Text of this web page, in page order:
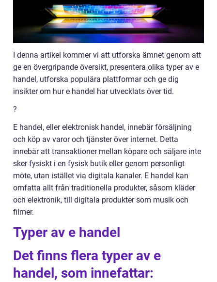
I denna artikel kommer vi att utforska ämnet genom att
ge en övergripande översikt, presentera olika typer av e
handel, utforska populära plattformar och ge dig
insikter om hur e handel har utvecklats över tid.
?
E handel, eller elektronisk handel, innebär försäljning
och köp av varor och tjänster över internet. Detta
innebär att transaktioner mellan köpare och säljare inte
sker fysiskt i en fysisk butik eller genom personligt
möte, utan istället via digitala kanaler. E handel kan
omfatta allt från traditionella produkter, såsom kläder
och elektronik, till digitala produkter som musik och
filmer.
Typer av e handel
Det finns flera typer av e
handel, som innefattar: